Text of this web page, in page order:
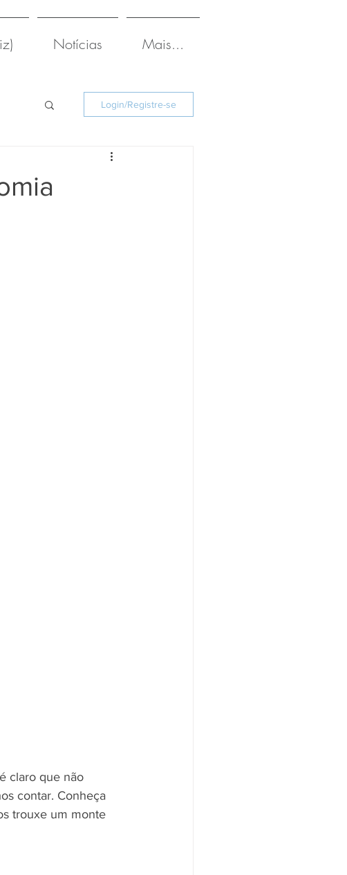
Notícias Mais...
Login/Registre-se
claro que não
contar. Conheça
trouxe um monte